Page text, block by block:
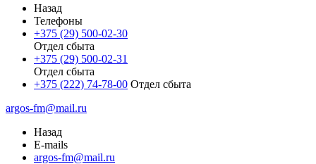
Назад
Телефоны
+375 (29) 500-02-30
Отдел сбыта
+375 (29) 500-02-31
Отдел сбыта
+375 (222) 74-78-00 Отдел сбыта
argos-fm@mail.ru
Назад
E-mails
argos-fm@mail.ru